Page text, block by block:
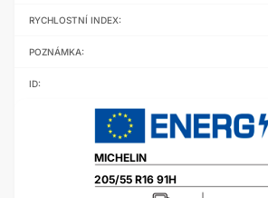
RYCHLOSTNÍ INDEX:
POZNÁMKA:
ID:
205/55 R16 91H
MICHELIN